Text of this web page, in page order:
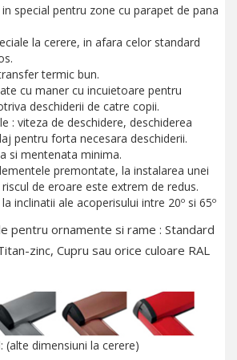
special pentru zone cu parapet de pana
la cerere, in afara celor standard
termic bun.
cu maner cu incuietoare pentru
deschiderii de catre copii.
: viteza de deschidere, deschiderea
pentru forta necesara deschiderii.
si mentenata minima.
premontate, la instalarea unei
de eroare este extrem de redus.
inclinatii ale acoperisului intre 20º si 65º
pentru ornamente si rame : Standard
zinc, Cupru sau orice culoare RAL
(alte dimensiuni la cerere)